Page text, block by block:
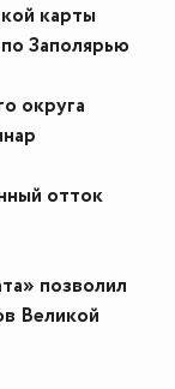
карты
Заполярью
округа
отток
позволил
Великой